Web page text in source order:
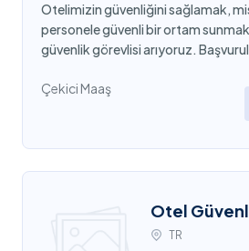
Otelimizin güvenliğini sağlamak,
personele güvenli bir ortam
güvenlik görevlisi arıyoruz.
Çekici Maaş
Otel
TR